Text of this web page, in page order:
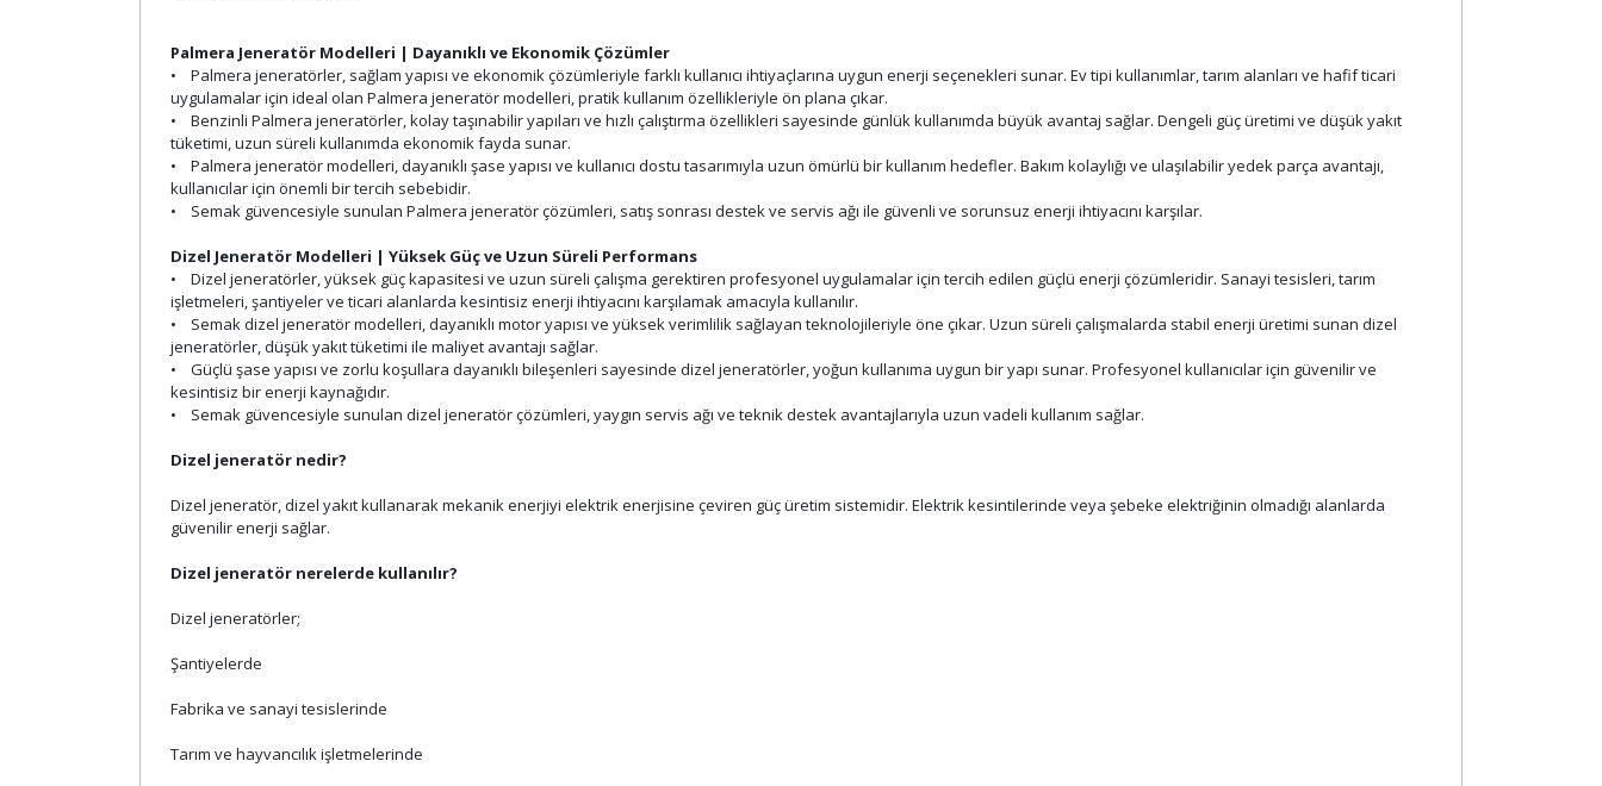
Palmera Jeneratör Modelleri | Dayanıklı ve Ekonomik Çözümler
• Palmera jeneratörler, sağlam yapısı ve ekonomik çözümleriyle farklı kullanıcı ihtiyaçlarına uygun enerji seçenekleri sunar. Ev tipi kullanımlar, tarım alanları ve hafif ticari
uygulamalar için ideal olan Palmera jeneratör modelleri, pratik kullanım özellikleriyle ön plana çıkar.
• Benzinli Palmera jeneratörler, kolay taşınabilir yapıları ve hızlı çalıştırma özellikleri sayesinde günlük kullanımda büyük avantaj sağlar. Dengeli güç üretimi ve düşük yakıt
tüketimi, uzun süreli kullanımda ekonomik fayda sunar.
• Palmera jeneratör modelleri, dayanıklı şase yapısı ve kullanıcı dostu tasarımıyla uzun ömürlü bir kullanım hedefler. Bakım kolaylığı ve ulaşılabilir yedek parça avantajı,
kullanıcılar için önemli bir tercih sebebidir.
• Semak güvencesiyle sunulan Palmera jeneratör çözümleri, satış sonrası destek ve servis ağı ile güvenli ve sorunsuz enerji ihtiyacını karşılar.
Dizel Jeneratör Modelleri | Yüksek Güç ve Uzun Süreli Performans
• Dizel jeneratörler, yüksek güç kapasitesi ve uzun süreli çalışma gerektiren profesyonel uygulamalar için tercih edilen güçlü enerji çözümleridir. Sanayi tesisleri, tarım
işletmeleri, şantiyeler ve ticari alanlarda kesintisiz enerji ihtiyacını karşılamak amacıyla kullanılır.
• Semak dizel jeneratör modelleri, dayanıklı motor yapısı ve yüksek verimlilik sağlayan teknolojileriyle öne çıkar. Uzun süreli çalışmalarda stabil enerji üretimi sunan dizel
jeneratörler, düşük yakıt tüketimi ile maliyet avantajı sağlar.
• Güçlü şase yapısı ve zorlu koşullara dayanıklı bileşenleri sayesinde dizel jeneratörler, yoğun kullanıma uygun bir yapı sunar. Profesyonel kullanıcılar için güvenilir ve
kesintisiz bir enerji kaynağıdır.
• Semak güvencesiyle sunulan dizel jeneratör çözümleri, yaygın servis ağı ve teknik destek avantajlarıyla uzun vadeli kullanım sağlar.
Dizel jeneratör nedir?
Dizel jeneratör, dizel yakıt kullanarak mekanik enerjiyi elektrik enerjisine çeviren güç üretim sistemidir. Elektrik kesintilerinde veya şebeke elektriğinin olmadığı alanlarda
güvenilir enerji sağlar.
Dizel jeneratör nerelerde kullanılır?
Dizel jeneratörler;
Şantiyelerde
Fabrika ve sanayi tesislerinde
Tarım ve hayvancılık işletmelerinde